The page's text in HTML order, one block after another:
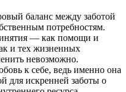
баланс между заботой
потребностям.
— как помощи и
и тех жизненных
невозможно.
к себе, ведь именно она
для искренней заботы о